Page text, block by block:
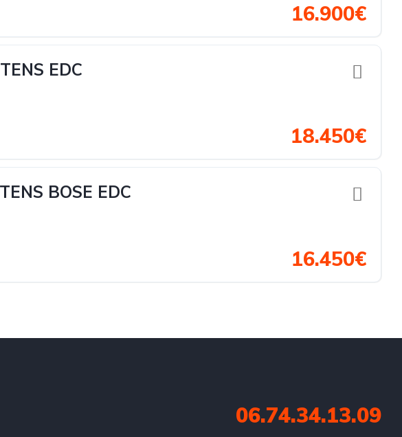
16.900€
EDC
18.450€
BOSE EDC
16.450€
06.74.34.13.09